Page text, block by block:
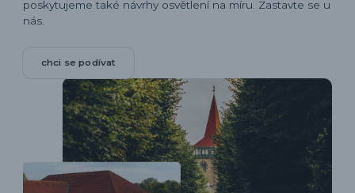
poskytujeme také návrhy osvětlení na míru. Zastavte se u
nás.
chci se podívat